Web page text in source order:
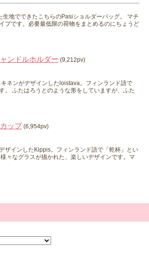
地でできたこちらのPasiショルダーバッグ。 マチ
プです。必要最低限の荷物をまとめるのにちょうど
ンドルホルダー (9,212pv)
ネンがデザインしたloistava。フィンランド語で
。 ふたはろうとのような形をしていますが、ふた
ップ (6,954pv)
ザインしたKippis。フィンランド語で「乾杯」とい
々なグラスが描かれた、楽しいデザインです。マ